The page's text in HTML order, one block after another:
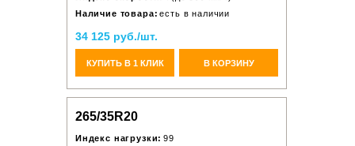
Наличие товара: есть в наличии
34 125 руб./шт.
КУПИТЬ В 1 КЛИК В КОРЗИНУ
265/35R20
Индекс нагрузки: 99